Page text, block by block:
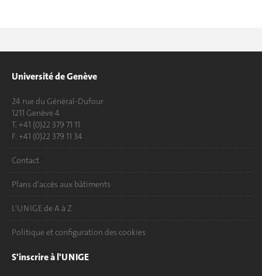
Université de Genève
24 rue du Général-Dufour
1211 Genève 4
T. +41 (0)22 379 71 11
F. +41 (0)22 379 11 34
Contact
Plans d'accès aux bâtiments
L'UNIGE de A à Z
Politique et configuration des cookies
S'inscrire à l'UNIGE